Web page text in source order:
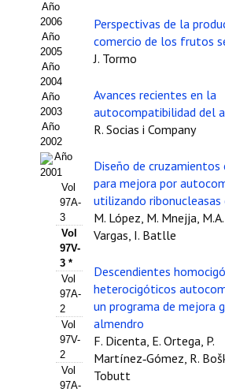
Comunicaciones
Jornadas PAM 2026
Premio Jóvenes Investigadores
Buscador de Comunicaciones
Buscador de Comunicaciones
CONTACTO
BUSCADOR
Año
2006
Año
2005
Año
2004
Año
2003
Año
2002
Año
2001
Vol
97A-
3
Vol
97V-
3 *
Vol
97A-
2
Vol
97V-
2
Vol
97A-
Perspectivas de la
comercio de los frutos
J. Tormo
Avances recientes en la
autocompatibilidad del
R. Socias i Company
Diseño de cruzamientos
para mejora por
utilizando ribonucleasas
M. López, M. Mnejja,
Vargas, I. Batlle
Descendientes
heterocigóticos
un programa de mejora
almendro
F. Dicenta, E. Ortega, P.
Martínez‑Gómez, R.
Tobutt